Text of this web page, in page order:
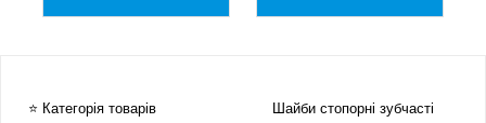
⭐ Категорія товарів Шайби стопорні зубчасті